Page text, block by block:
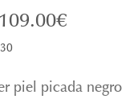
109.00€
piel picada